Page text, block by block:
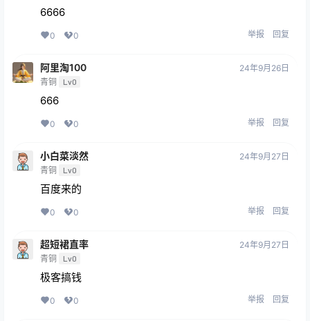
6666
0 0 举报 回复
阿里淘100
青铜 Lv0
24年9月26日
666
0 0 举报 回复
小白菜淡然
青铜 Lv0
24年9月27日
百度来的
0 0 举报 回复
超短裙直率
青铜 Lv0
24年9月27日
极客搞钱
0 0 举报 回复